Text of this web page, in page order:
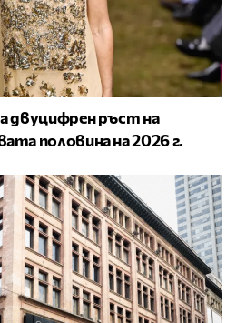
двуцифрен ръст на
половина на 2026 г.